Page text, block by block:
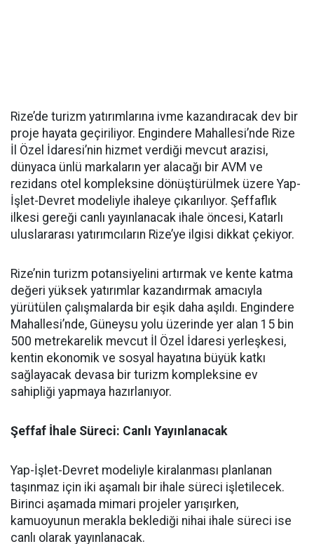
Rize’de turizm yatırımlarına ivme kazandıracak dev bir
proje hayata geçiriliyor. Engindere Mahallesi’nde Rize
İl Özel İdaresi’nin hizmet verdiği mevcut arazisi,
dünyaca ünlü markaların yer alacağı bir AVM ve
rezidans otel kompleksine dönüştürülmek üzere Yap-
İşlet-Devret modeliyle ihaleye çıkarılıyor. Şeffaflık
ilkesi gereği canlı yayınlanacak ihale öncesi, Katarlı
uluslararası yatırımcıların Rize’ye ilgisi dikkat çekiyor.
Rize’nin turizm potansiyelini artırmak ve kente katma
değeri yüksek yatırımlar kazandırmak amacıyla
yürütülen çalışmalarda bir eşik daha aşıldı. Engindere
Mahallesi’nde, Güneysu yolu üzerinde yer alan 15 bin
500 metrekarelik mevcut İl Özel İdaresi yerleşkesi,
kentin ekonomik ve sosyal hayatına büyük katkı
sağlayacak devasa bir turizm kompleksine ev
sahipliği yapmaya hazırlanıyor.
Şeffaf İhale Süreci: Canlı Yayınlanacak
Yap-İşlet-Devret modeliyle kiralanması planlanan
taşınmaz için iki aşamalı bir ihale süreci işletilecek.
Birinci aşamada mimari projeler yarışırken,
kamuoyunun merakla beklediği nihai ihale süreci ise
canlı olarak yayınlanacak.